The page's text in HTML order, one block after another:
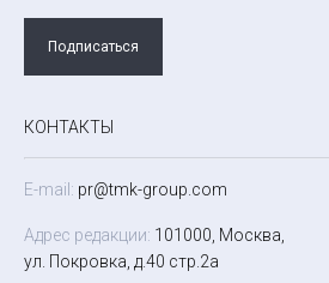
Подписаться
КОНТАКТЫ
E-mail: pr@tmk-group.com
Адрес редакции: 101000, Москва,
ул. Покровка, д.40 стр.2а